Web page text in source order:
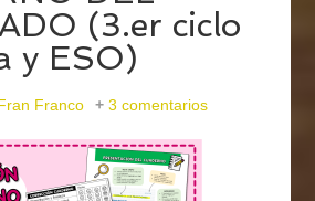
(3.er ciclo
y ESO)
Franco 3 comentarios